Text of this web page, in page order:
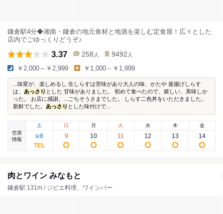
鎌倉駅4分◆湘南・鎌倉の地元食材と地酒を楽しむ定食屋！広々とした
店内でごゆっくりどうぞ♪
3.37 258 人 9492 人
￥2,000～￥2,999 ￥1,000～￥1,999
...味変が、楽しめるし 生しらすは苦味があり大人の味、かたや 釜揚げしらす
は、 あっさり とした 甘味がありました。 初めて食べたので、嬉しい、美味しか
った。 お店に感謝。...ごちそうさまでした。 しらす二色丼をいただきました。
新鮮でした。 あっさり とした味付けで...
空席
情報
土
8/8
日
9
月
10
火
11
水
12
木
13
金
14
肉とワイン みなもと
鎌倉駅 131m / ジビエ料理、ワインバー